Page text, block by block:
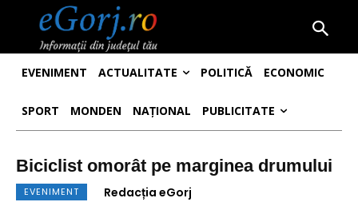
EVENIMENT ACTUALITATE POLITICĂ ECONOMIC
SPORT MONDEN NAȚIONAL PUBLICITATE
Biciclist omorât pe marginea drumului
EVENIMENT
Redacția eGorj